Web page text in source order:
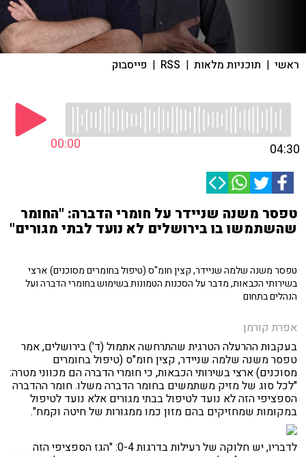
ראשי | תוכניות מלאות |
RSS
| פייסבוק
00:00 04:30
טפסר משנה שניידר על חומרי הדברה: "החומר
שהשתמשו בו בירושלים לא נועד לבתי מגורים"
טפסר משנה שלמה שניידר, קצין חומ"ס (טיפול בחומרים מסוכנים) ארצי
בשירותי הכבאות, מדבר על הסכנות הטמונות בשימוש בחומרי הדברה ועל
הנהלים בתחום
אפרת קורמן
בעקבות ההרעלה הטרגית שהתרחשה אתמול (ד') בירושלים, אמר
טפסר משנה שלמה שניידר, קצין חומ"ס (טיפול בחומרים
מסוכנים) ארצי בשירותי הכבאות, כי חומרי הדברה הם מכווני מטרה:
"לכל סוג של מזיק משתמשים בחומר הדברה משלו. חומר ההדברה
הספציפי הזה לא נועד לטיפול בבתי מגורים אלא נועד לטיפול
במקומות שמחזיקים בהם מזון כמו ממגורות של חיטה וקמח".
לדבריו, יש חלוקה של רעילות בדרגות 0-4: "הגז הספציפי הזה